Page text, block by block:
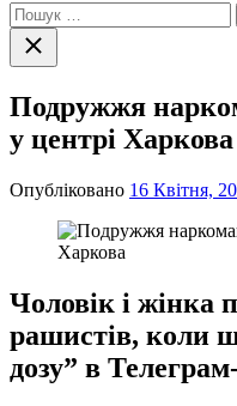
Пошук:
Закрити
пошук
Подружжя
у центрі Харкова
Опубліковано 16 Квітня,
Чоловік і жінка
рашистів, коли
дозу” в